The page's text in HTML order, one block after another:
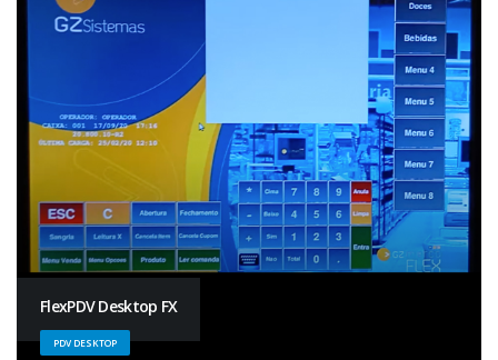
FlexPDV Desktop FX
PDV DESKTOP